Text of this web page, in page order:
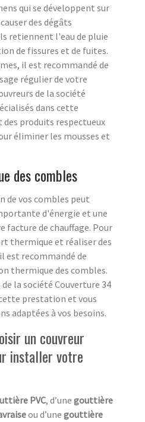
qui se développent sur
des dégâts
retiennent l'eau de pluie
de fissures et de fuites.
il est recommandé de
régulier de votre
de la société
dans cette
produits respectueux
éliminer les mousses et
des combles
de vos combles peut
d'énergie et une
facture de chauffage. Pour
thermique et réaliser des
est recommandé de
thermique des combles.
la société Couverture 34
prestation et vous
adaptées à vos besoins.
un couvreur
installer votre
PVC, d’une gouttière
ou d’une gouttière